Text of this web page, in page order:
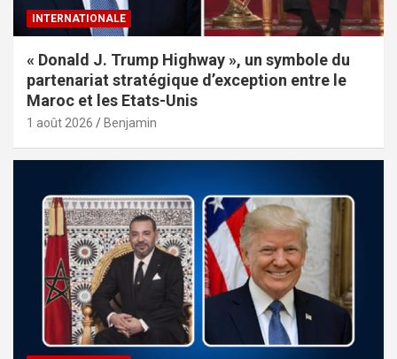
INTERNATIONALE
« Donald J. Trump Highway », un symbole du
partenariat stratégique d’exception entre le
Maroc et les Etats-Unis
1 août 2026 Benjamin